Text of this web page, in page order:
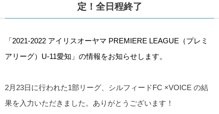
定！全日程終了
「2021-2022 アイリスオーヤマ PREMIERE LEAGUE（プレミ
アリーグ）U-11愛知」の情報をお知らせします。
2月23日に行われた1部リーグ、シルフィードFC ×VOICE の結
果を入力いただきました。ありがとうございます！